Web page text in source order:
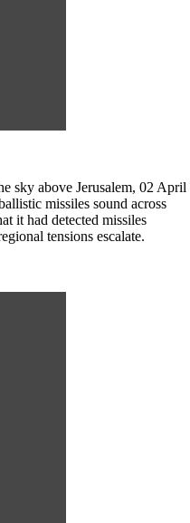
sky above Jerusalem, 02 April
missiles sound across
it had detected missiles
tensions escalate.